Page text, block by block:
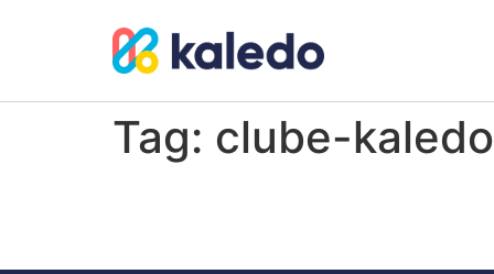
Tag: clube-kaledo